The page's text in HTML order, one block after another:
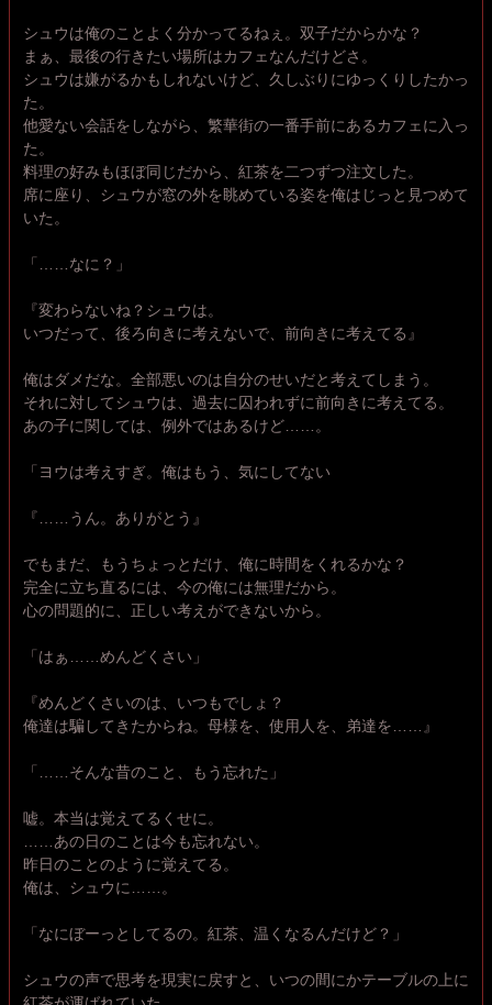
シュウは俺のことよく分かってるねぇ。双子だからかな？
まぁ、最後の行きたい場所はカフェなんだけどさ。
シュウは嫌がるかもしれないけど、久しぶりにゆっくりしたかっ
た。
他愛ない会話をしながら、繁華街の一番手前にあるカフェに入っ
た。
料理の好みもほぼ同じだから、紅茶を二つずつ注文した。
席に座り、シュウが窓の外を眺めている姿を俺はじっと見つめて
いた。
「……なに？」
『変わらないね？シュウは。
いつだって、後ろ向きに考えないで、前向きに考えてる』
俺はダメだな。全部悪いのは自分のせいだと考えてしまう。
それに対してシュウは、過去に囚われずに前向きに考えてる。
あの子に関しては、例外ではあるけど……。
「ヨウは考えすぎ。俺はもう、気にしてない
『……うん。ありがとう』
でもまだ、もうちょっとだけ、俺に時間をくれるかな？
完全に立ち直るには、今の俺には無理だから。
心の問題的に、正しい考えができないから。
「はぁ……めんどくさい」
『めんどくさいのは、いつもでしょ？
俺達は騙してきたからね。母様を、使用人を、弟達を……』
「……そんな昔のこと、もう忘れた」
嘘。本当は覚えてるくせに。
……あの日のことは今も忘れない。
昨日のことのように覚えてる。
俺は、シュウに……。
「なにぼーっとしてるの。紅茶、温くなるんだけど？」
シュウの声で思考を現実に戻すと、いつの間にかテーブルの上に